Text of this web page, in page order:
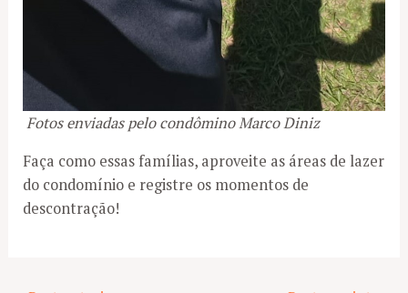
Fotos enviadas pelo condômino Marco Diniz
Faça como essas famílias, aproveite as áreas de lazer
do condomínio e registre os momentos de
descontração!